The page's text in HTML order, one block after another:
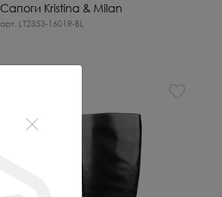
Сапоги Kristina & Milan
арт. LT2353-1601R-BL